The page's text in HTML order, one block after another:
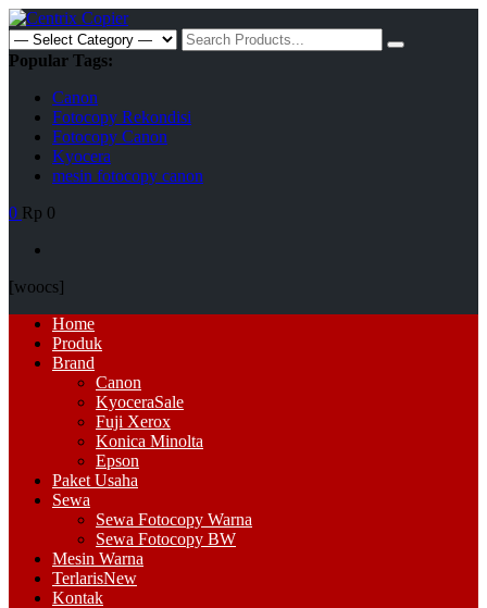
Skip
to
content
Search
for:
Popular Tags:
Canon
Fotocopy Rekondisi
Fotocopy Canon
Kyocera
mesin fotocopy canon
0 Rp 0
[woocs]
Primary
Menu
Home
Produk
Brand
Canon
KyoceraSale
Fuji Xerox
Konica Minolta
Epson
Paket Usaha
Sewa
Sewa Fotocopy Warna
Sewa Fotocopy BW
Mesin Warna
TerlarisNew
Kontak